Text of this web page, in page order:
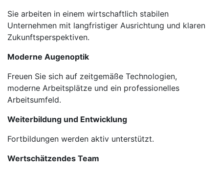
Sie arbeiten in einem wirtschaftlich stabilen
Unternehmen mit langfristiger Ausrichtung und klaren
Zukunftsperspektiven.
Moderne Augenoptik
Freuen Sie sich auf zeitgemäße Technologien,
moderne Arbeitsplätze und ein professionelles
Arbeitsumfeld.
Weiterbildung und Entwicklung
Fortbildungen werden aktiv unterstützt.
Wertschätzendes Team